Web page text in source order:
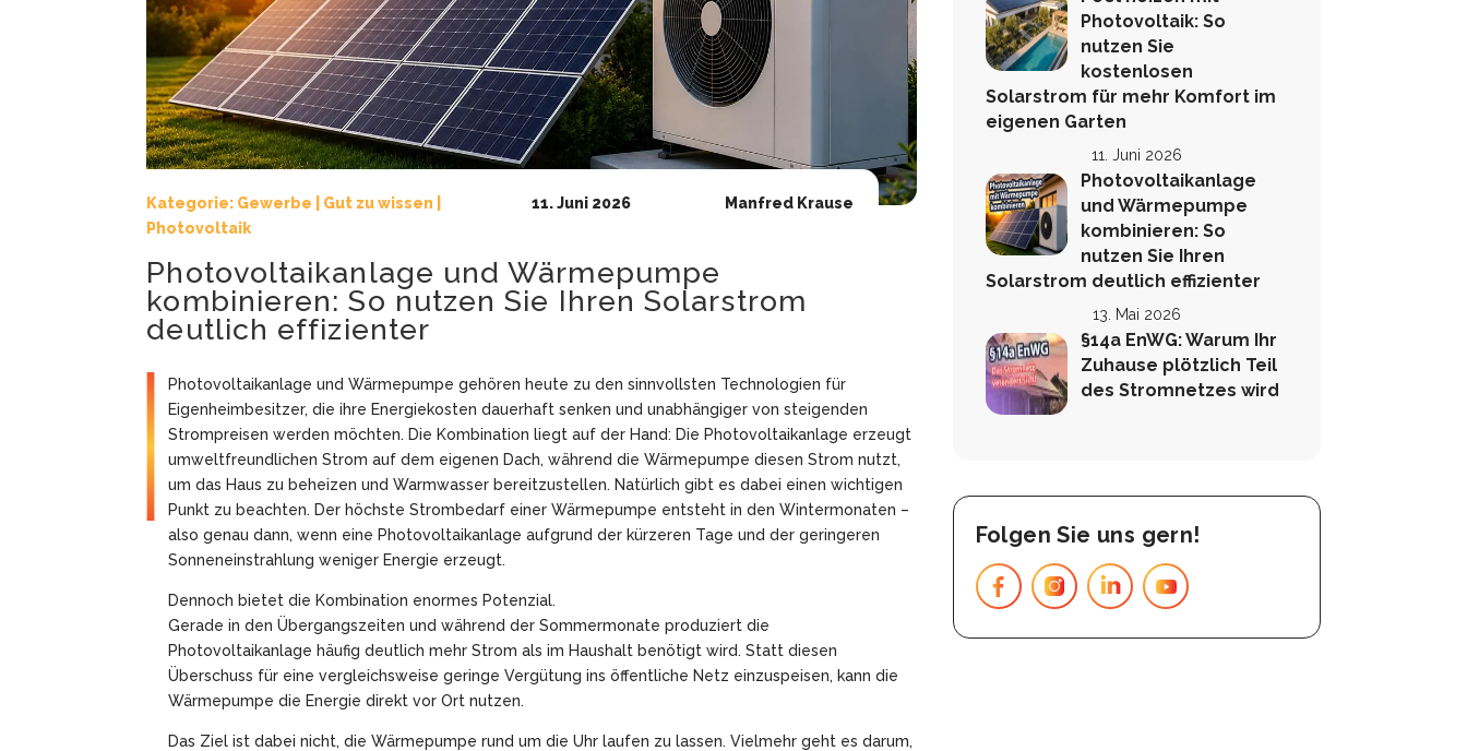
Kategorie: Gewerbe Gut zu wissen
Photovoltaik
11. Juni 2026 Manfred Krause
Photovoltaikanlage und Wärmepumpe
kombinieren: So nutzen Sie Ihren Solarstrom
deutlich effizienter
Photovoltaikanlage und Wärmepumpe gehören heute zu den sinnvollsten Technologien für
Eigenheimbesitzer, die ihre Energiekosten dauerhaft senken und unabhängiger von steigenden
Strompreisen werden möchten. Die Kombination liegt auf der Hand: Die Photovoltaikanlage erzeugt
umweltfreundlichen Strom auf dem eigenen Dach, während die Wärmepumpe diesen Strom nutzt,
um das Haus zu beheizen und Warmwasser bereitzustellen. Natürlich gibt es dabei einen wichtigen
Punkt zu beachten. Der höchste Strombedarf einer Wärmepumpe entsteht in den Wintermonaten –
also genau dann, wenn eine Photovoltaikanlage aufgrund der kürzeren Tage und der geringeren
Sonneneinstrahlung weniger Energie erzeugt.
Dennoch bietet die Kombination enormes Potenzial.
Gerade in den Übergangszeiten und während der Sommermonate produziert die
Photovoltaikanlage häufig deutlich mehr Strom als im Haushalt benötigt wird. Statt diesen
Überschuss für eine vergleichsweise geringe Vergütung ins öffentliche Netz einzuspeisen, kann die
Wärmepumpe die Energie direkt vor Ort nutzen.
Das Ziel ist dabei nicht, die Wärmepumpe rund um die Uhr laufen zu lassen. Vielmehr geht es darum,
Photovoltaik: So
nutzen Sie
kostenlosen
Solarstrom für mehr Komfort im
eigenen Garten
Photovoltaikanlage
und Wärmepumpe
kombinieren: So
nutzen Sie Ihren
Solarstrom deutlich effizienter
11. Juni 2026
§14a EnWG: Warum Ihr
Zuhause plötzlich Teil
des Stromnetzes wird
13. Mai 2026
Folgen Sie uns gern!